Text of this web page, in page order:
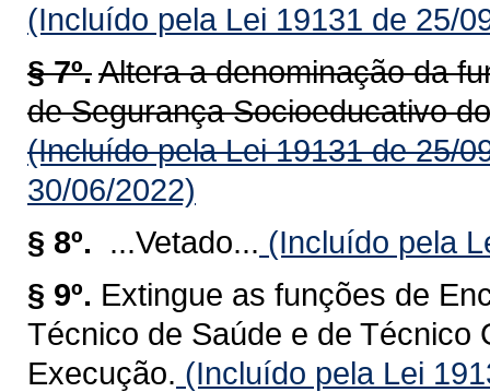
(Incluído pela Lei 19131 de 25/
§ 7º.Altera a denominação da
de Segurança Socioeducativo
(Incluído pela Lei 19131 de 25/
30/06/2022)
§ 8º.
...Vetado... (Incluído pela
§ 9º. Extingue as funções de
Técnico de Saúde e de Técnico
Execução. (Incluído pela Lei